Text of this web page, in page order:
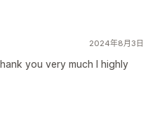
2024年8月3日
you very much I highly